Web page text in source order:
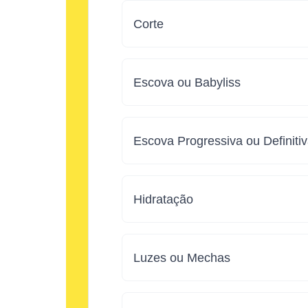
Corte
Escova ou Babyliss
Escova Progressiva ou
Hidratação
Luzes ou Mechas